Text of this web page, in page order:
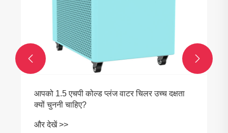
प्रीमियम कोल्ड प्लंज चिलर कोल्ड थेरेपी प्रदर्शन को
कैसे बढ़ाता है?
और देखें >>
 